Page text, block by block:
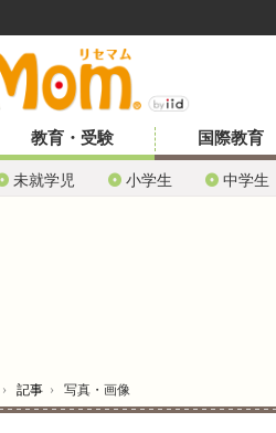
教育・受験
未就学児 小学生 中学生
国際教育
› 記事 › 写真・画像